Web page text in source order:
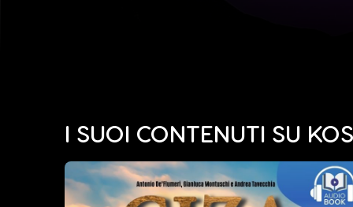
I SUOI CONTENUTI SU